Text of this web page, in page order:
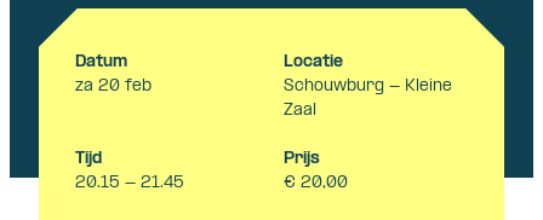
Datum
za 20 feb
Locatie
Schouwburg - Kleine
Zaal
Tijd
20.15 - 21.45
Prijs
€ 20,00